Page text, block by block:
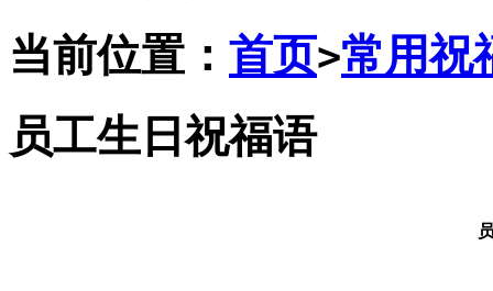
当前位置： 首页>常用祝
员工生日祝福语